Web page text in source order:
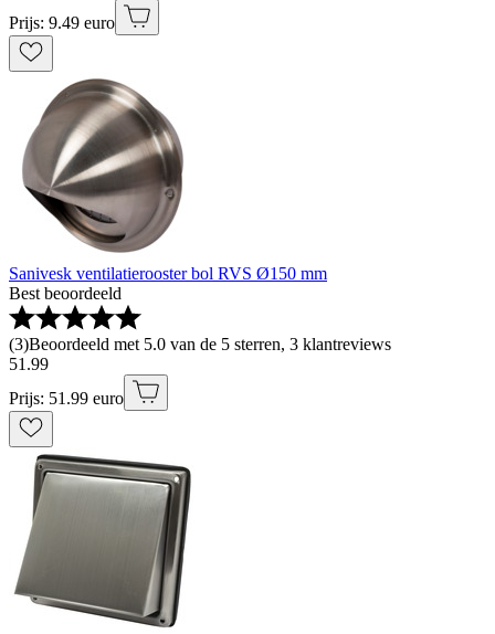
Prijs: 9.49 euro
Sanivesk ventilatierooster bol RVS Ø150 mm
Best beoordeeld
(3)Beoordeeld met 5.0 van de 5 sterren, 3 klantreviews
51 .99
Prijs: 51.99 euro